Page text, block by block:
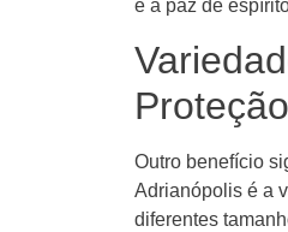
e a paz de
Outro benefício
Adrianópolis é a
diferentes